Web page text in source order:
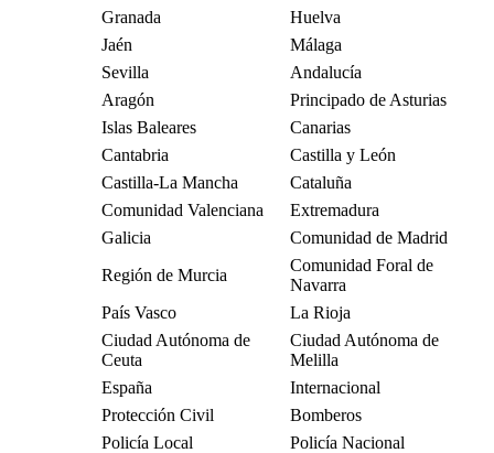
Granada
Huelva
Jaén
Málaga
Sevilla
Andalucía
Aragón
Principado de Asturias
Islas Baleares
Canarias
Cantabria
Castilla y León
Castilla-La Mancha
Cataluña
Comunidad Valenciana
Extremadura
Galicia
Comunidad de Madrid
Región de Murcia
Comunidad Foral de
Navarra
País Vasco
La Rioja
Ciudad Autónoma de
Ceuta
Ciudad Autónoma de
Melilla
España
Internacional
Protección Civil
Bomberos
Policía Local
Policía Nacional